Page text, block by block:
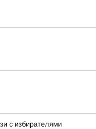
с избирателями